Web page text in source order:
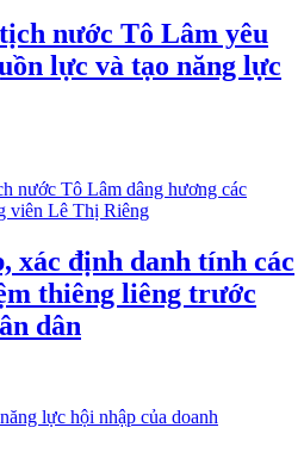
nước Tô Lâm yêu
lực và tạo năng lực
xác định danh tính các
thiêng liêng trước
dân